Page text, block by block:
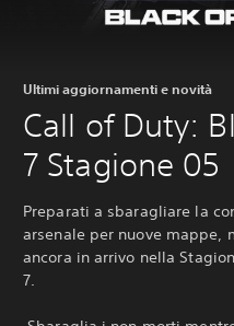
Ultimi aggiornamenti e novità
Call of Duty:
7 Stagione 05
Preparati a sbaragliare la
arsenale per nuove mappe,
ancora in arrivo nella
7.